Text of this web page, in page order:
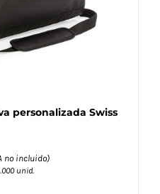
personalizada Swiss
no incluido)
unid.